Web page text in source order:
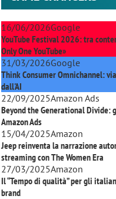
16/06/2026Google
YouTube Festival 2026: tra
Only One YouTube»
31/03/2026Google
Think Consumer Omnichannel:
dall'AI
22/09/2025Amazon Ads
Beyond the Generational
Amazon Ads
15/04/2025Amazon
Jeep reinventa la narrazione
streaming conThe Women Era
27/03/2025Amazon
Il “Tempo di qualità” per gli
brand